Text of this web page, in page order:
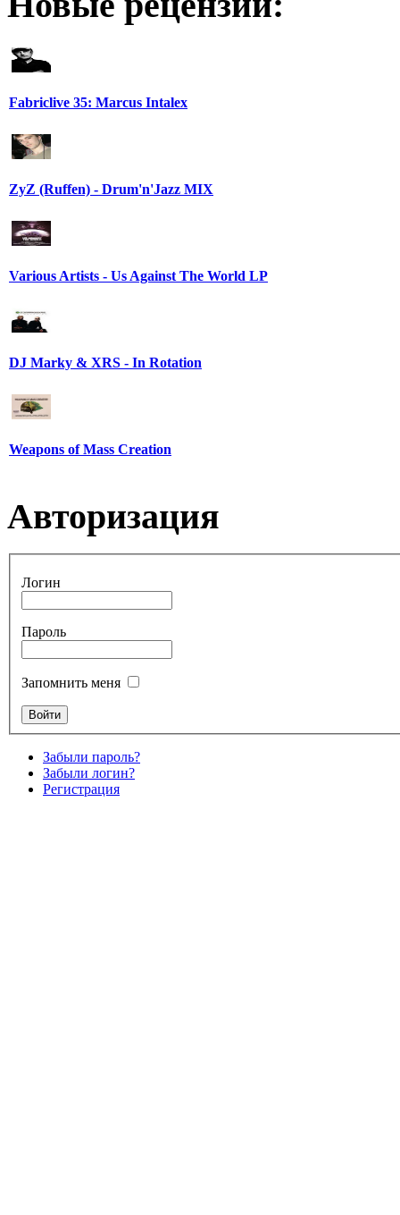
Fabriclive 35: Marcus Intalex
ZyZ (Ruffen) - Drum'n'Jazz MIX
Various Artists - Us Against The World LP
DJ Marky & XRS - In Rotation
Weapons of Mass Creation
Авторизация
Логин
Пароль
Запомнить меня
Забыли пароль?
Забыли логин?
Регистрация